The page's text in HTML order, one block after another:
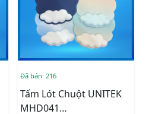
Đã bán: 216
Tấm Lót Chuột UNITEK
MHD041